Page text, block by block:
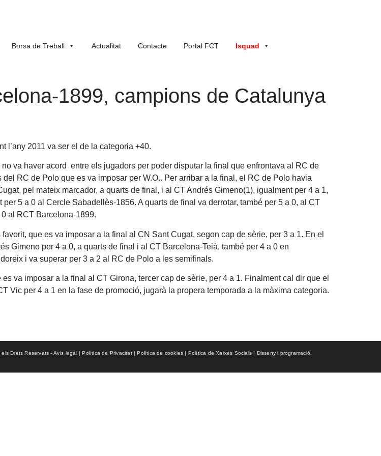
Borsa de Treball Actualitat Contacte Portal FCT Isquad
1899, campions de Catalunya
l’any 2011 va ser el de la categoria +40.
va haver acord entre els jugadors per poder disputar la final que enfrontava al RC de
RC de Polo que es va imposar per W.O.. Per arribar a la final, el RC de Polo havia
pel mateix marcador, a quarts de final, i al CT Andrés Gimeno(1), igualment per 4 a 1,
5 a 0 al Cercle Sabadellès-1856. A quarts de final va derrotar, també per 5 a 0, al CT
al RCT Barcelona-1899.
que es va imposar a la final al CN Sant Cugat, segon cap de sèrie, per 3 a 1. En el
Gimeno per 4 a 0, a quarts de final i al CT Barcelona-Teià, també per 4 a 0 en
i va superar per 3 a 2 al RC de Polo a les semifinals.
va imposar a la final al CT Girona, tercer cap de sèrie, per 4 a 1. Finalment cal dir que el
Vic per 4 a 1 en la fase de promoció, jugarà la propera temporada a la màxima categoria.
Drets Reservats - Avís legal | Política de Privacitat | Política de cookies | Política de Xarxes Socials | Disseny i programació: